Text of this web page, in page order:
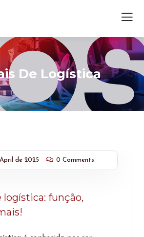
De Logística
April de 2025 0 Comments
logística: função,